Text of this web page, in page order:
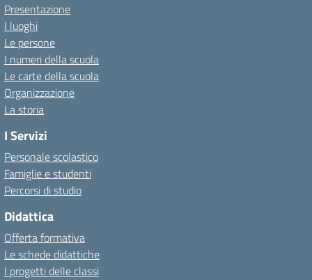
Presentazione
I luoghi
Le persone
I numeri della scuola
Le carte della scuola
Organizzazione
La storia
I Servizi
Personale scolastico
Famiglie e studenti
Percorsi di studio
Didattica
Offerta formativa
Le schede didattiche
I progetti delle classi